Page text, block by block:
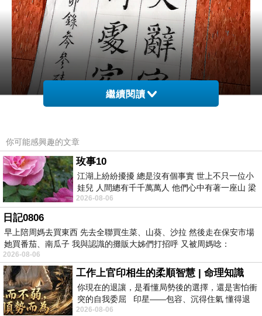
繼續閱讀
你可能感興趣的文章
玫事10
江湖上紛紛擾擾 總是沒有個事實 世上不只一位小
娃兒 人間總有千千萬萬人 他們心中有著一座山 梁
山佛山泰華衡恆嵩 一山之高
2026-08-06
日記0806
早上陪周媽去買東西 先去全聯買生菜、山葵、沙拉 然後走在保安市場
她買番茄、南瓜子 我與認識的攤販大姊們打招呼 又被周媽唸：
2026-08-06
工作上官印相生的柔順智慧 | 命理知識
你現在的退讓，是看懂局勢後的選擇，還是害怕衝
突的自我委屈 印星——包容、沉得住氣 懂得退
一步觀察，不會
2026-08-06